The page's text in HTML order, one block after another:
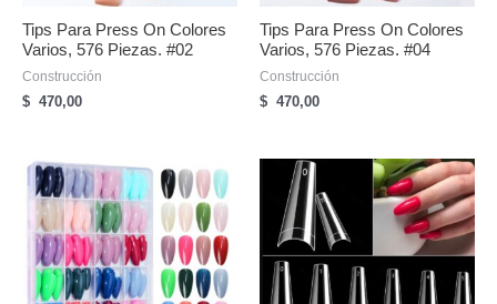
Tips Para Press On Colores
Varios, 576 Piezas. #02
Construcción
$ 470,00
Tips Para Press On Colores
Varios, 576 Piezas. #04
Construcción
$ 470,00